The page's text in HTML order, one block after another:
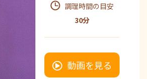
調理時間の目安
30分
動画を見る